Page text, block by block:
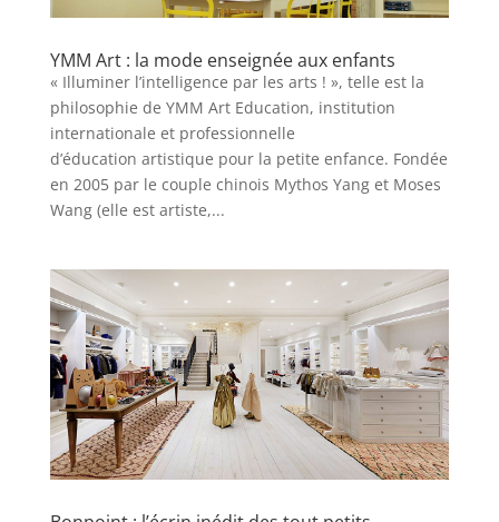
YMM Art : la mode enseignée aux enfants
« Illuminer l’intelligence par les arts ! », telle est la
philosophie de YMM Art Education, institution
internationale et professionnelle
d’éducation artistique pour la petite enfance. Fondée
en 2005 par le couple chinois Mythos Yang et Moses
Wang (elle est artiste,...